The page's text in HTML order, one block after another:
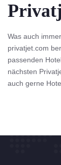
Was auch
privatjet.com
passenden
nächsten
auch gerne